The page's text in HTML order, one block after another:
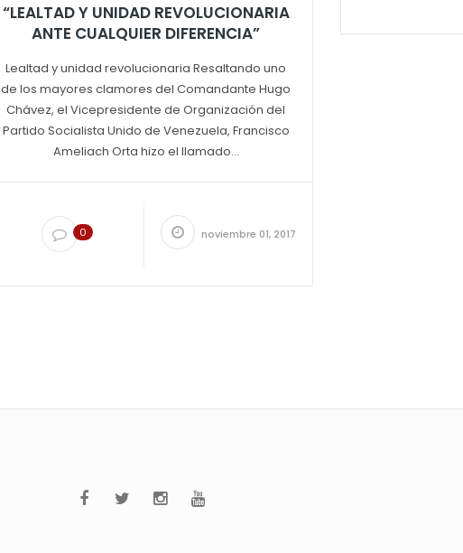
“LEALTAD Y UNIDAD REVOLUCIONARIA
ANTE CUALQUIER DIFERENCIA”
Lealtad y unidad revolucionaria Resaltando uno
de los mayores clamores del Comandante Hugo
Chávez, el Vicepresidente de Organización del
Partido Socialista Unido de Venezuela, Francisco
Ameliach Orta hizo el llamado...
0 noviembre 01, 2017